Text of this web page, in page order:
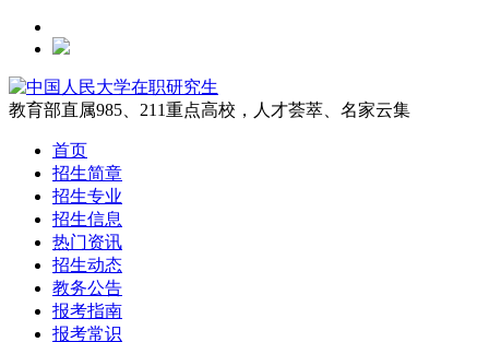
教育部直属985、211重点高校，人才荟萃、名家云集
首页
招生简章
招生专业
招生信息
热门资讯
招生动态
教务公告
报考指南
报考常识